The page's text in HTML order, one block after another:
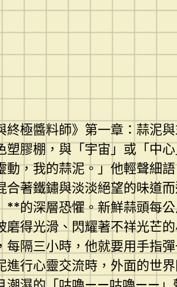
終極醬料師》第一章：蒜泥
塑膠棚，與「宇宙」或「中
動，我的蒜泥。」他輕聲細
合著鐵鏽與淡淡絕望的味道
的深層恐懼。新鮮蒜頭每
磨得光滑、閃耀著不祥光芒
每隔三小時，他就要用手指
進行心靈交流時，外面的世